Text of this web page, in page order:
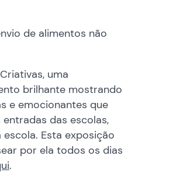
de alimentos não
uma
brilhante mostrando
e emocionantes que
das escolas,
Esta exposição
por ela todos os dias
.